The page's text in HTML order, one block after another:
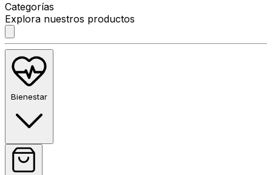
Categorías
Explora nuestros productos
Bienestar